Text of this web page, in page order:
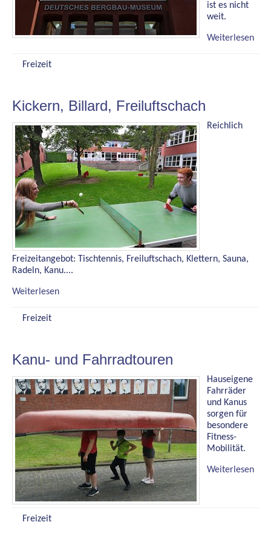
ist es nicht
weit.
Weiterlesen
Freizeit
Kickern, Billard, Freiluftschach
Reichlich
Freizeitangebot: Tischtennis, Freiluftschach, Klettern, Sauna,
Radeln, Kanu....
Weiterlesen
Freizeit
Kanu- und Fahrradtouren
Hauseigene
Fahrräder
und Kanus
sorgen für
besondere
Fitness-
Mobilität.
Weiterlesen
Freizeit